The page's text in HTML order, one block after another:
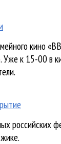
кино
Уже к 15-00 в
российских